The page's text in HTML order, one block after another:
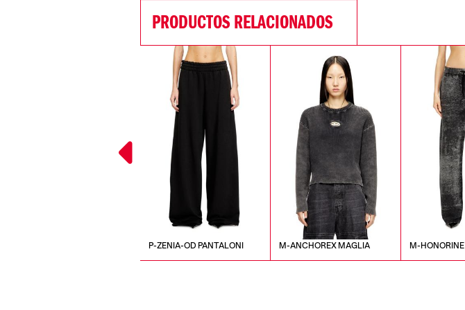
PRODUCTOS RELACIONADOS
P-ZENIA-OD PANTALONI M-ANCHOREX MAGLIA M-